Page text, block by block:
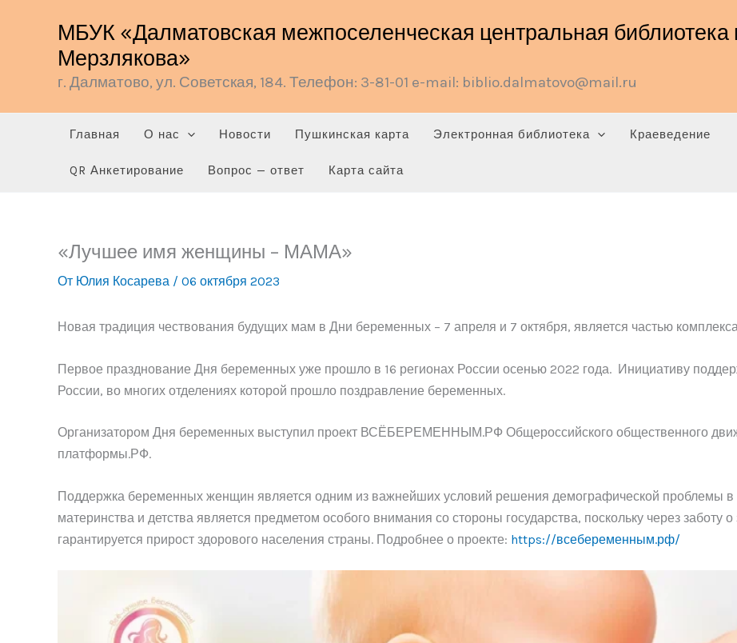
содержимому
МБУК «Далматовская межпоселенческая центральная библиотека
Мерзлякова»
г. Далматово, ул. Советская, 184. Телефон: 3-81-01 e-mail: biblio.dalmatovo@mail.ru
Главная О нас Новости Пушкинская карта Электронная библиотека Краеведение
QR Анкетирование Вопрос — ответ Карта сайта
«Лучшее имя женщины – МАМА»
От Юлия Косарева / 06 октября 2023
Новая традиция чествования будущих мам в Дни беременных – 7 апреля и 7 октября, является частью
Первое празднование Дня беременных уже прошло в 16 регионах России осенью 2022 года. Инициативу
России, во многих отделениях которой прошло поздравление беременных.
Организатором Дня беременных выступил проект ВСЁБЕРЕМЕННЫМ.РФ Общероссийского общественного
платформы.РФ.
Поддержка беременных женщин является одним из важнейших условий решения демографической проблемы
материнства и детства является предметом особого внимания со стороны государства, поскольку через заботу
гарантируется прирост здорового населения страны. Подробнее о проекте: https://всебеременным.рф/